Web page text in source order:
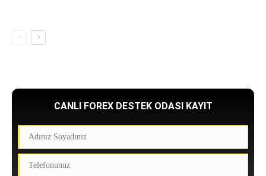
CANLI FOREX DESTEK ODASI KAYIT